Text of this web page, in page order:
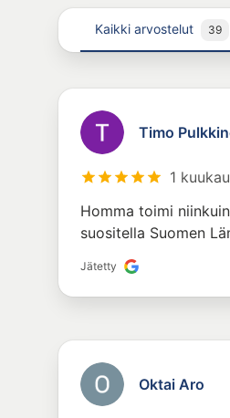
Kaikki arvostelut 39
Timo
1
Homma toimi
suositella Suomen
Jätetty
Oktai Aro